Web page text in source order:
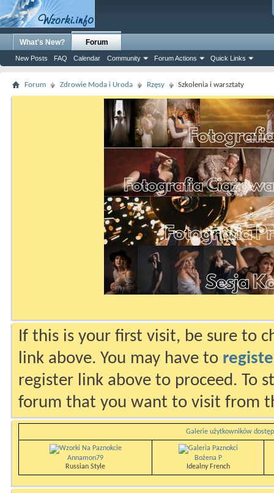
What's New? Forum
New Posts FAQ Calendar Community Forum Actions Quick Links
Forum Zdrowie Moda i Uroda Rzęsy Szkolenia i warsztaty
If this is your first visit, be sure to
link above. You may have to
register link above to proceed. To
forum that you want to visit from
Galerie użytkowników
Annamon79
Russian Style
Bożena P
Idealny French